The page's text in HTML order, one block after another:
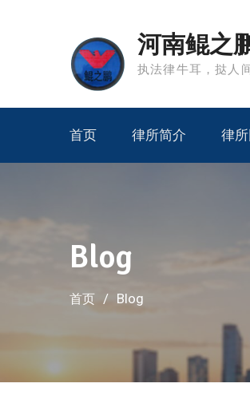
河南鲲之
执法律牛耳，挞人
首页 律所简介 律
Blog
Blog